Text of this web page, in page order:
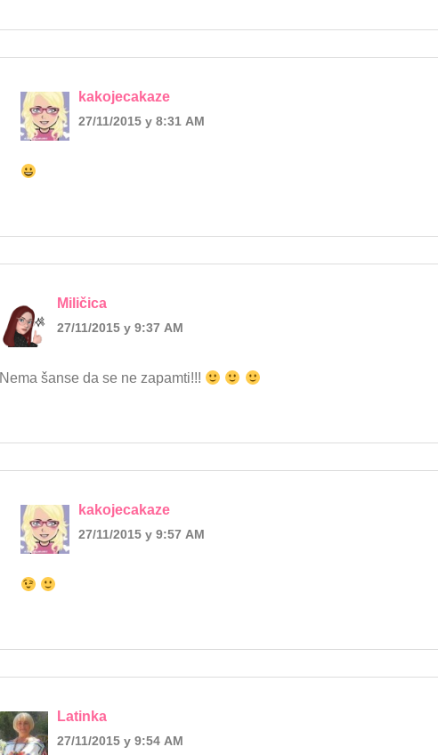
kakojecakaze
27/11/2015 у 8:31 AM
Miličica
27/11/2015 у 9:37 AM
Nema šanse da se ne zapamti!!!
kakojecakaze
27/11/2015 у 9:57 AM
Latinka
27/11/2015 у 9:54 AM